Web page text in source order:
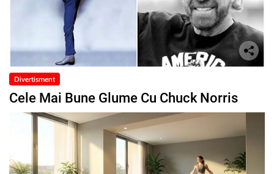
Divertisment
Cele Mai Bune Glume Cu Chuck Norris